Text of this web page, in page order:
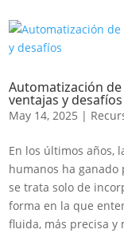
Automatización
ventajas y desafíos
May 14, 2025 |
En los últimos años,
humanos ha ganado
se trata solo de
forma en la que
fluida, más precisa y